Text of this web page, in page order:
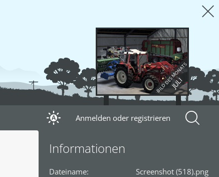
BILD DES MONATS
JULI
A Anmelden oder registrieren
Informationen
Dateiname
Screenshot (518).png